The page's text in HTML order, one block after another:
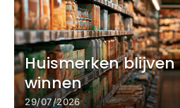
Huismerken
winnen
29/07/2026